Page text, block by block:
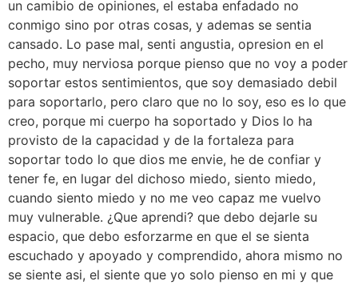
un camibio de opiniones, el estaba enfadado no
conmigo sino por otras cosas, y ademas se sentia
cansado. Lo pase mal, senti angustia, opresion en el
pecho, muy nerviosa porque pienso que no voy a poder
soportar estos sentimientos, que soy demasiado debil
para soportarlo, pero claro que no lo soy, eso es lo que
creo, porque mi cuerpo ha soportado y Dios lo ha
provisto de la capacidad y de la fortaleza para
soportar todo lo que dios me envie, he de confiar y
tener fe, en lugar del dichoso miedo, siento miedo,
cuando siento miedo y no me veo capaz me vuelvo
muy vulnerable. ¿Que aprendi? que debo dejarle su
espacio, que debo esforzarme en que el se sienta
escuchado y apoyado y comprendido, ahora mismo no
se siente asi, el siente que yo solo pienso en mi y que